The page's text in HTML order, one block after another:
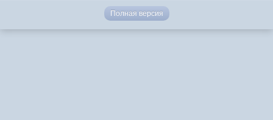
Полная версия